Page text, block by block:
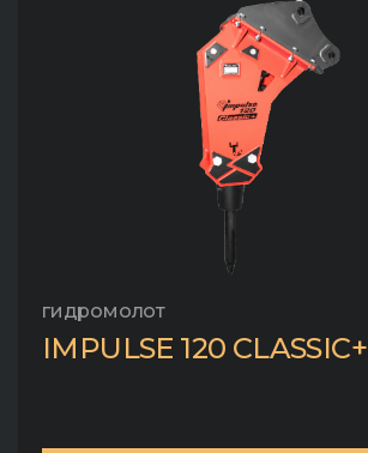
гидромолот
IMPULSE 120 CLASSIC+